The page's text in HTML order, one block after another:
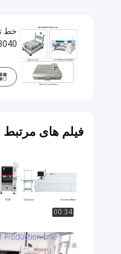
فیلم های مرتبط
00:34